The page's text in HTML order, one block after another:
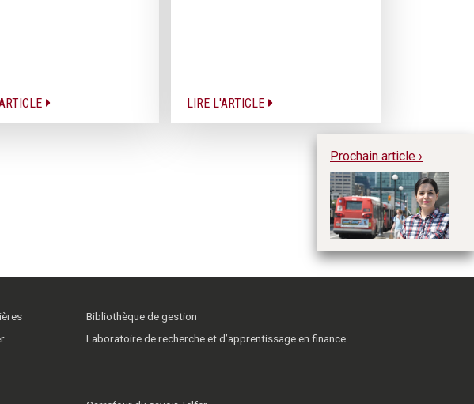
LIRE L'ARTICLE
Prochain article ›
Bibliothèque de gestion
Laboratoire de recherche et d’apprentissage en finance